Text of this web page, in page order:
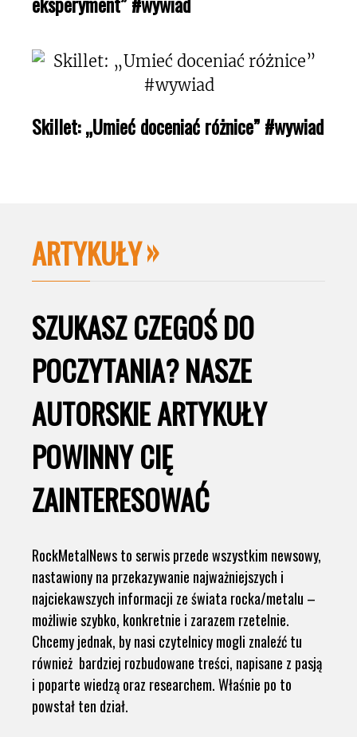
Skillet: „Umieć doceniać różnice” #wywiad
ARTYKUŁY
SZUKASZ CZEGOŚ DO
POCZYTANIA? NASZE
AUTORSKIE ARTYKUŁY
POWINNY CIĘ
ZAINTERESOWAĆ
RockMetalNews to serwis przede wszystkim newsowy,
nastawiony na przekazywanie najważniejszych i
najciekawszych informacji ze świata rocka/metalu –
możliwie szybko, konkretnie i zarazem rzetelnie.
Chcemy jednak, by nasi czytelnicy mogli znaleźć tu
również bardziej rozbudowane treści, napisane z pasją
i poparte wiedzą oraz researchem. Właśnie po to
powstał ten dział.